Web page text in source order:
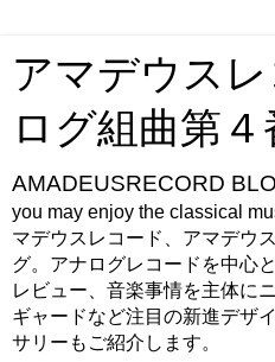
アマデウス
ログ組曲第４
AMADEUSRECORD
you may enjoy the classical
マデウスレコード、アマデウ
グ。アナログレコードを中心
レビュー、音楽事情を主体に
ギャードなど注目の新進デザ
サリーもご紹介します。